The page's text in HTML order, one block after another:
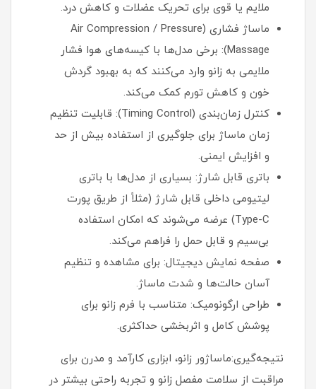
ملایم یا قوی برای تحریک عضلات و کاهش درد.
ماساژ فشاری (Air Compression / Pressure
Massage): برخی مدل‌ها با کیسه‌های هوا فشار
ملایمی به زانو وارد می‌کنند که به بهبود گردش
خون و کاهش تورم کمک می‌کند.
کنترل زمان‌بندی (Timing Control): قابلیت تنظیم
زمان ماساژ برای جلوگیری از استفاده بیش از حد
و افزایش ایمنی.
باتری قابل شارژ: بسیاری از مدل‌ها با باتری
لیتیومی داخلی قابل شارژ (مثلاً از طریق پورت
Type-C) عرضه می‌شوند که امکان استفاده
بی‌سیم و قابل حمل را فراهم می‌کند.
صفحه نمایش دیجیتال: برای مشاهده و تنظیم
آسان حالت‌ها و شدت ماساژ.
طراحی ارگونومیک: متناسب با فرم زانو برای
پوشش کامل و اثربخشی حداکثری.
نتیجه‌گیری:ماساژور زانو، ابزاری کارآمد و مدرن برای
مراقبت از سلامت مفصل زانو و تجربه راحتی بیشتر در